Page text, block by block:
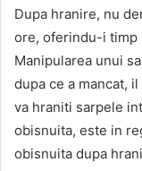
Dupa hranire, nu
ore, oferindu-i timp
Manipularea unui
dupa ce a mancat,
va hraniti sarpele
obisnuita, este in
obisnuita dupa